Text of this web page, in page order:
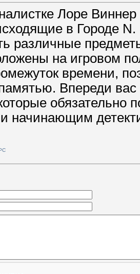
Лоре Виннер
в Городе
различные
на игровом
времени,
Впереди вас
обязательно
начинающим